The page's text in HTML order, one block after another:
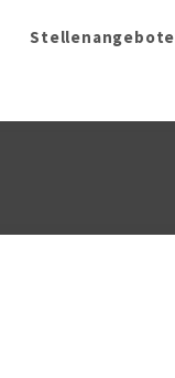
Stellenangebote